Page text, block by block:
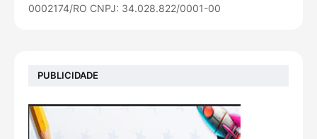
0002174/RO CNPJ: 34.028.822/0001-00
PUBLICIDADE